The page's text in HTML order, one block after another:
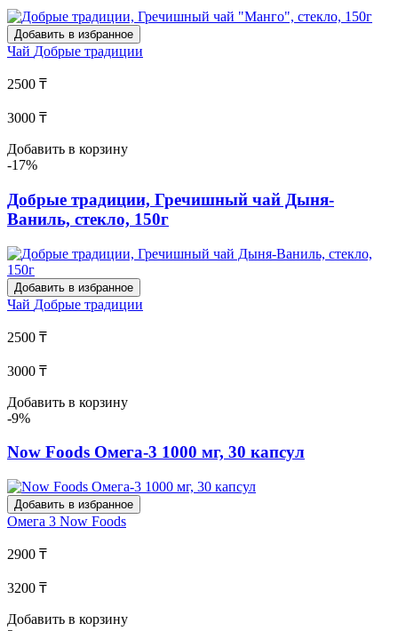
Добавить в избранное
Чай Добрые традиции
2500 ₸
3000 ₸
Добавить в корзину
-17%
Добрые традиции, Гречишный чай Дыня-
Ваниль, стекло, 150г
Добавить в избранное
Чай Добрые традиции
2500 ₸
3000 ₸
Добавить в корзину
-9%
Now Foods Омега-3 1000 мг, 30 капсул
Добавить в избранное
Омега 3 Now Foods
2900 ₸
3200 ₸
Добавить в корзину